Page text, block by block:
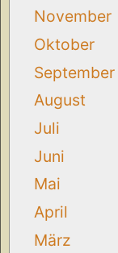
November
Oktober
September
August
Juli
Juni
Mai
April
März